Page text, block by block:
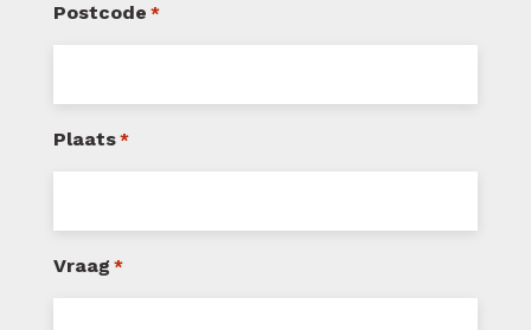
Postcode *
Plaats *
Vraag *